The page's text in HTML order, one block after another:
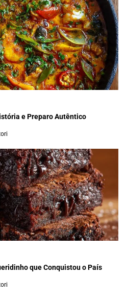
e Preparo Autêntico
que Conquistou o País